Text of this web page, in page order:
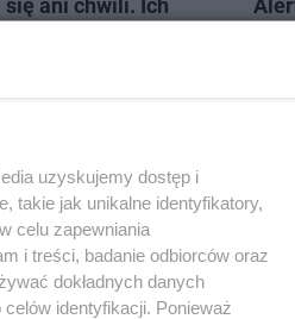
ani chwili. Ich
uzyskujemy dostęp i
takie jak unikalne identyfikatory,
celu zapewniania
i treści, badanie odbiorców oraz
dokładnych danych
identyfikacji. Ponieważ